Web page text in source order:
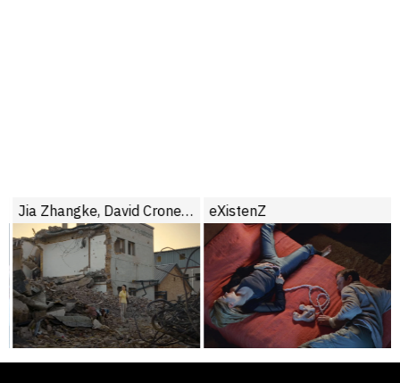
Jia Zhangke, David Cronenberg : phase terminale ? eXistenZ